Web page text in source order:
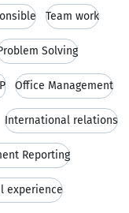
Team work
Solving
Office Management
International relations
Reporting
experience